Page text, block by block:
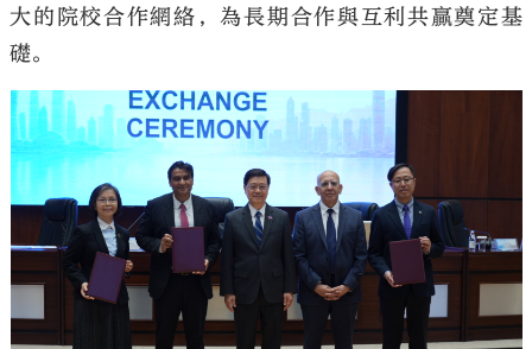
大的院校合作網絡，為長期合作與互利共贏奠定基
礎。